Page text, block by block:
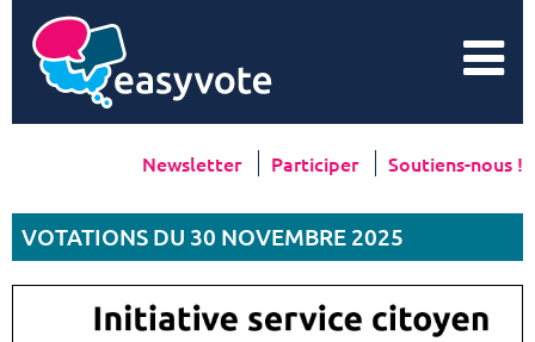
Newsletter Participer Soutiens-nous !
VOTATIONS DU 30 NOVEMBRE 2025